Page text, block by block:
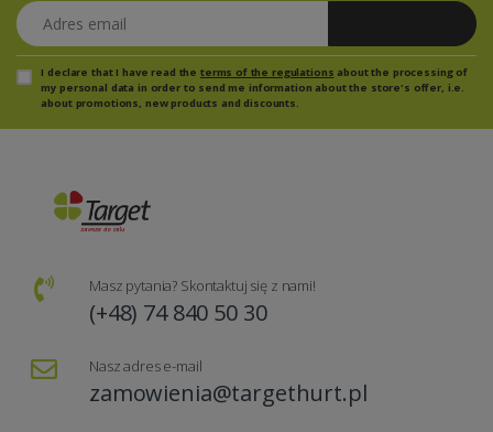
Adres email
I declare that I have read the terms of the regulations about the processing of
my personal data in order to send me information about the store's offer, i.e.
about promotions, new products and discounts.
Masz pytania? Skontaktuj się z nami!
(+48) 74 840 50 30
Nasz adres e-mail
zamowienia@targethurt.pl